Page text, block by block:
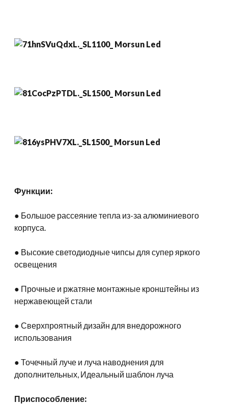
Функции:
● Большое рассеяние тепла из-за алюминиевого
корпуса.
● Высокие светодиодные чипсы для супер яркого
освещения
● Прочные и ржатяне монтажные кронштейны из
нержавеющей стали
● Сверхпроятный дизайн для внедорожного
использования
● Точечный луче и луча наводнения для
дополнительных, Идеальный шаблон луча
Приспособление: